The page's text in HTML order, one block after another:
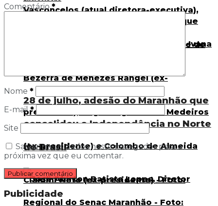
28 de julho, adesão do Maranhão que
consolidou a Independência no Norte
do Brasil
Comentário*
Nome *
E-mail*
Site
Salvar meus dados neste navegador para a
próxima vez que eu comentar.
Publicidade